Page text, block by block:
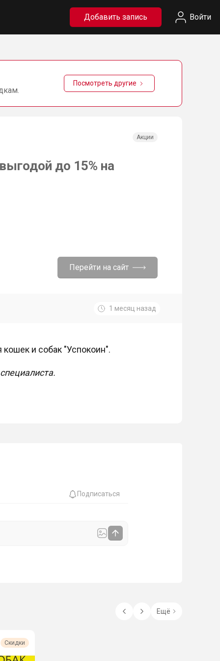
Добавить запись Войти
Посмотреть другие
Акции
до 15% на
Перейти на сайт
1 месяц назад
и собак "Успокоин".
Подписаться
Ещё
Скидки